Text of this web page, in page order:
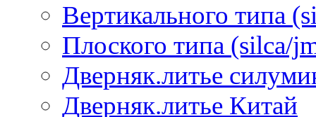
Вертикального типа
Плоского типа (silca/
Дверняк.литье
Дверняк.литье Китай